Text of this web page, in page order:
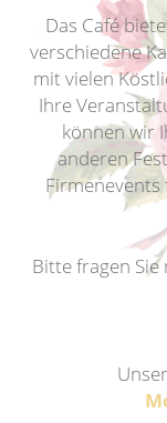
Das Café
verschiedene
mit vielen
Ihre
können wir
anderen
Firmenevents
Bitte fragen